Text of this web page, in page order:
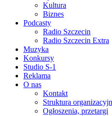
Kultura
Biznes
Podcasty
Radio Szczecin
Radio Szczecin Extra
Muzyka
Konkursy
Studio S-1
Reklama
O nas
Kontakt
Struktura
Ogłoszenia, przetargi